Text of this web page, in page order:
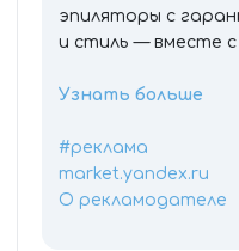
эпиляторы с
и стиль — вместе с
Узнать больше
#реклама
market.yandex.ru
О рекламодателе